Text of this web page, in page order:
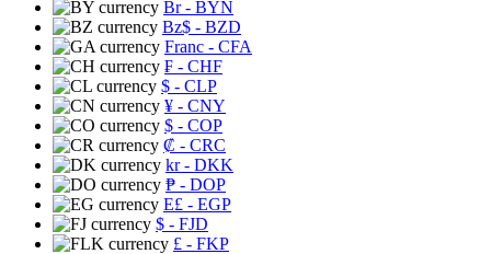
Br- BYN
Bz$ - BZD
Franc - CFA
₣ - CHF
$ - CLP
¥ - CNY
$ - COP
₡ - CRC
kr- DKK
₱ - DOP
E£ - EGP
$ - FJD
£ - FKP